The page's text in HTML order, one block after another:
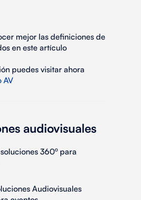
mejor las definiciones de
en este artículo
puedes visitar ahora
AV
audiovisuales
360º para
Audiovisuales